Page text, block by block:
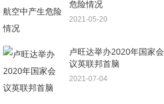
危险情况
2021-05-20
卢旺达举办2020年国家会
议英联邦首脑
2021-07-04